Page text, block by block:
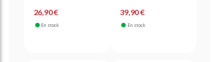
26,90 €
En stock
39,90 €
En stock